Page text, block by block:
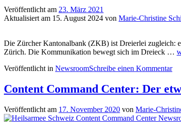
Prozesse
und
Veröffentlicht am 23. März 2021
Aktualisiert am 15. August 2024 von Marie-Christine
Die Zürcher Kantonalbank (ZKB) ist Dreierlei zugleich:
Zürich. Die Kommunikation bewegt sich im Dreieck …
Veröffentlicht in NewsroomSchreibe einen Kommentar
Content Command Center: Der
Veröffentlicht am 17. November 2020 von Marie-